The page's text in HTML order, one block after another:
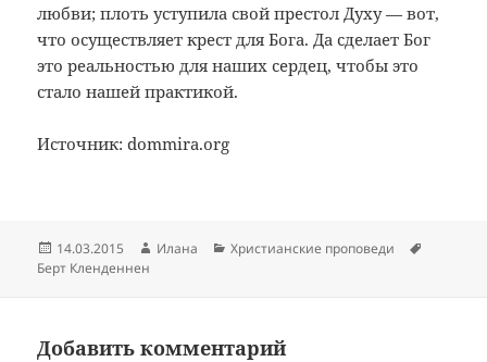
любви; плоть уступила свой престол Духу — вот,
что осуществляет крест для Бога. Да сделает Бог
это реальностью для наших сердец, чтобы это
стало нашей практикой.
Источник: dommira.org
Опубликовано
14.03.2015 Автор
Илана Рубрики
Христианские проповеди
Берт Кленденнен
Добавить комментарий